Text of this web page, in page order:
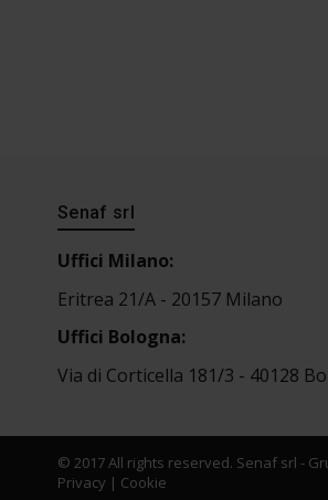
Senaf srl
Uffici Milano:
Eritrea 21/A - 20157 Milano
Uffici Bologna:
Via di Corticella 181/3 - 40128
© 2017 All rights reserved. Senaf srl -
Privacy | Cookie